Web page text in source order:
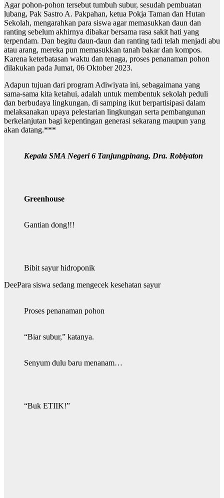
Agar pohon-pohon tersebut tumbuh subur, sesudah pembuatan
lubang, Pak Sastro A. Pakpahan, ketua Pokja Taman dan Hutan
Sekolah, mengarahkan para siswa agar memasukkan daun dan
ranting sebelum akhirnya dibakar bersama rasa sakit hati yang
terpendam. Dan begitu daun-daun dan ranting tadi telah menjadi abu
atau arang, mereka pun memasukkan tanah bakar dan kompos.
Karena keterbatasan waktu dan tenaga, proses penanaman pohon
dilakukan pada Jumat, 06 Oktober 2023.
Adapun tujuan dari program Adiwiyata ini, sebagaimana yang
sama-sama kita ketahui, adalah untuk membentuk sekolah peduli
dan berbudaya lingkungan, di samping ikut berpartisipasi dalam
melaksanakan upaya pelestarian lingkungan serta pembangunan
berkelanjutan bagi kepentingan generasi sekarang maupun yang
akan datang.***
Kepala SMA Negeri 6 Tanjungpinang, Dra. Robiyaton
Greenhouse
Gantian dong!!!
Bibit sayur hidroponik
DeePara siswa sedang mengecek kesehatan sayur
Proses penanaman pohon
“Biar subur,” katanya.
Senyum dulu baru menanam…
“Buk ETIIK!”